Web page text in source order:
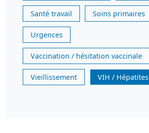
Santé travail Soins primaires
Urgences
Vaccination / hésitation vaccinale
Vieillissement VIH / Hépatites